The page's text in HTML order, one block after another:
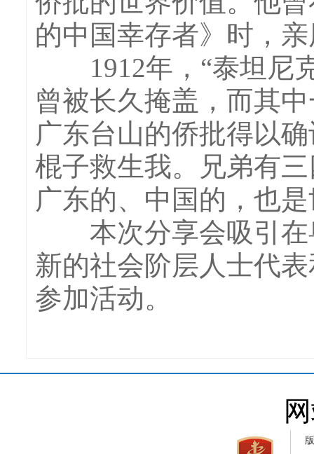
的中国幸存者》时，
1912年，“泰坦尼克
曾被长久掩盖，而其
广东台山的侨批得以
棍子救生我。兄弟有
广东的、中国的，也
本次分享会吸引在
新的社会阶层人士代
参加活动。